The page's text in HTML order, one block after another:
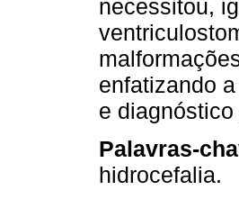
necessitou,
enfatizando
e
Palavras-
hidrocefalia.